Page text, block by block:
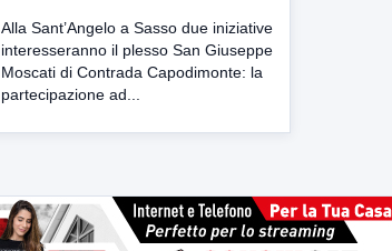
Alla Sant’Angelo a Sasso due iniziative
interesseranno il plesso San Giuseppe
Moscati di Contrada Capodimonte: la
partecipazione ad...